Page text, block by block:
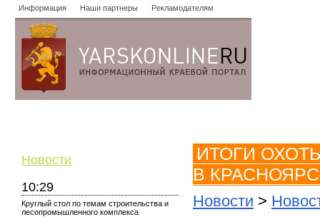
Информация Наши партнеры Рекламодателям
Новости
10:29
Круглый стол по темам строительства и
лесопромышленного комплекса
ИТОГИ
В
Новости >